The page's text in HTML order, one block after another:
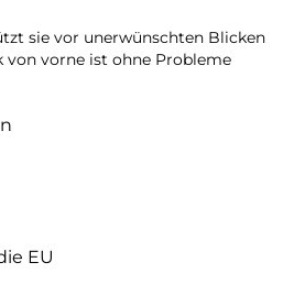
sie vor unerwünschten Blicken
von vorne ist ohne Probleme
der Blick von der Seite
an den Kanten gewölbt und passt
wodurch eine bessere Haptik
wird das komplette Display
EU